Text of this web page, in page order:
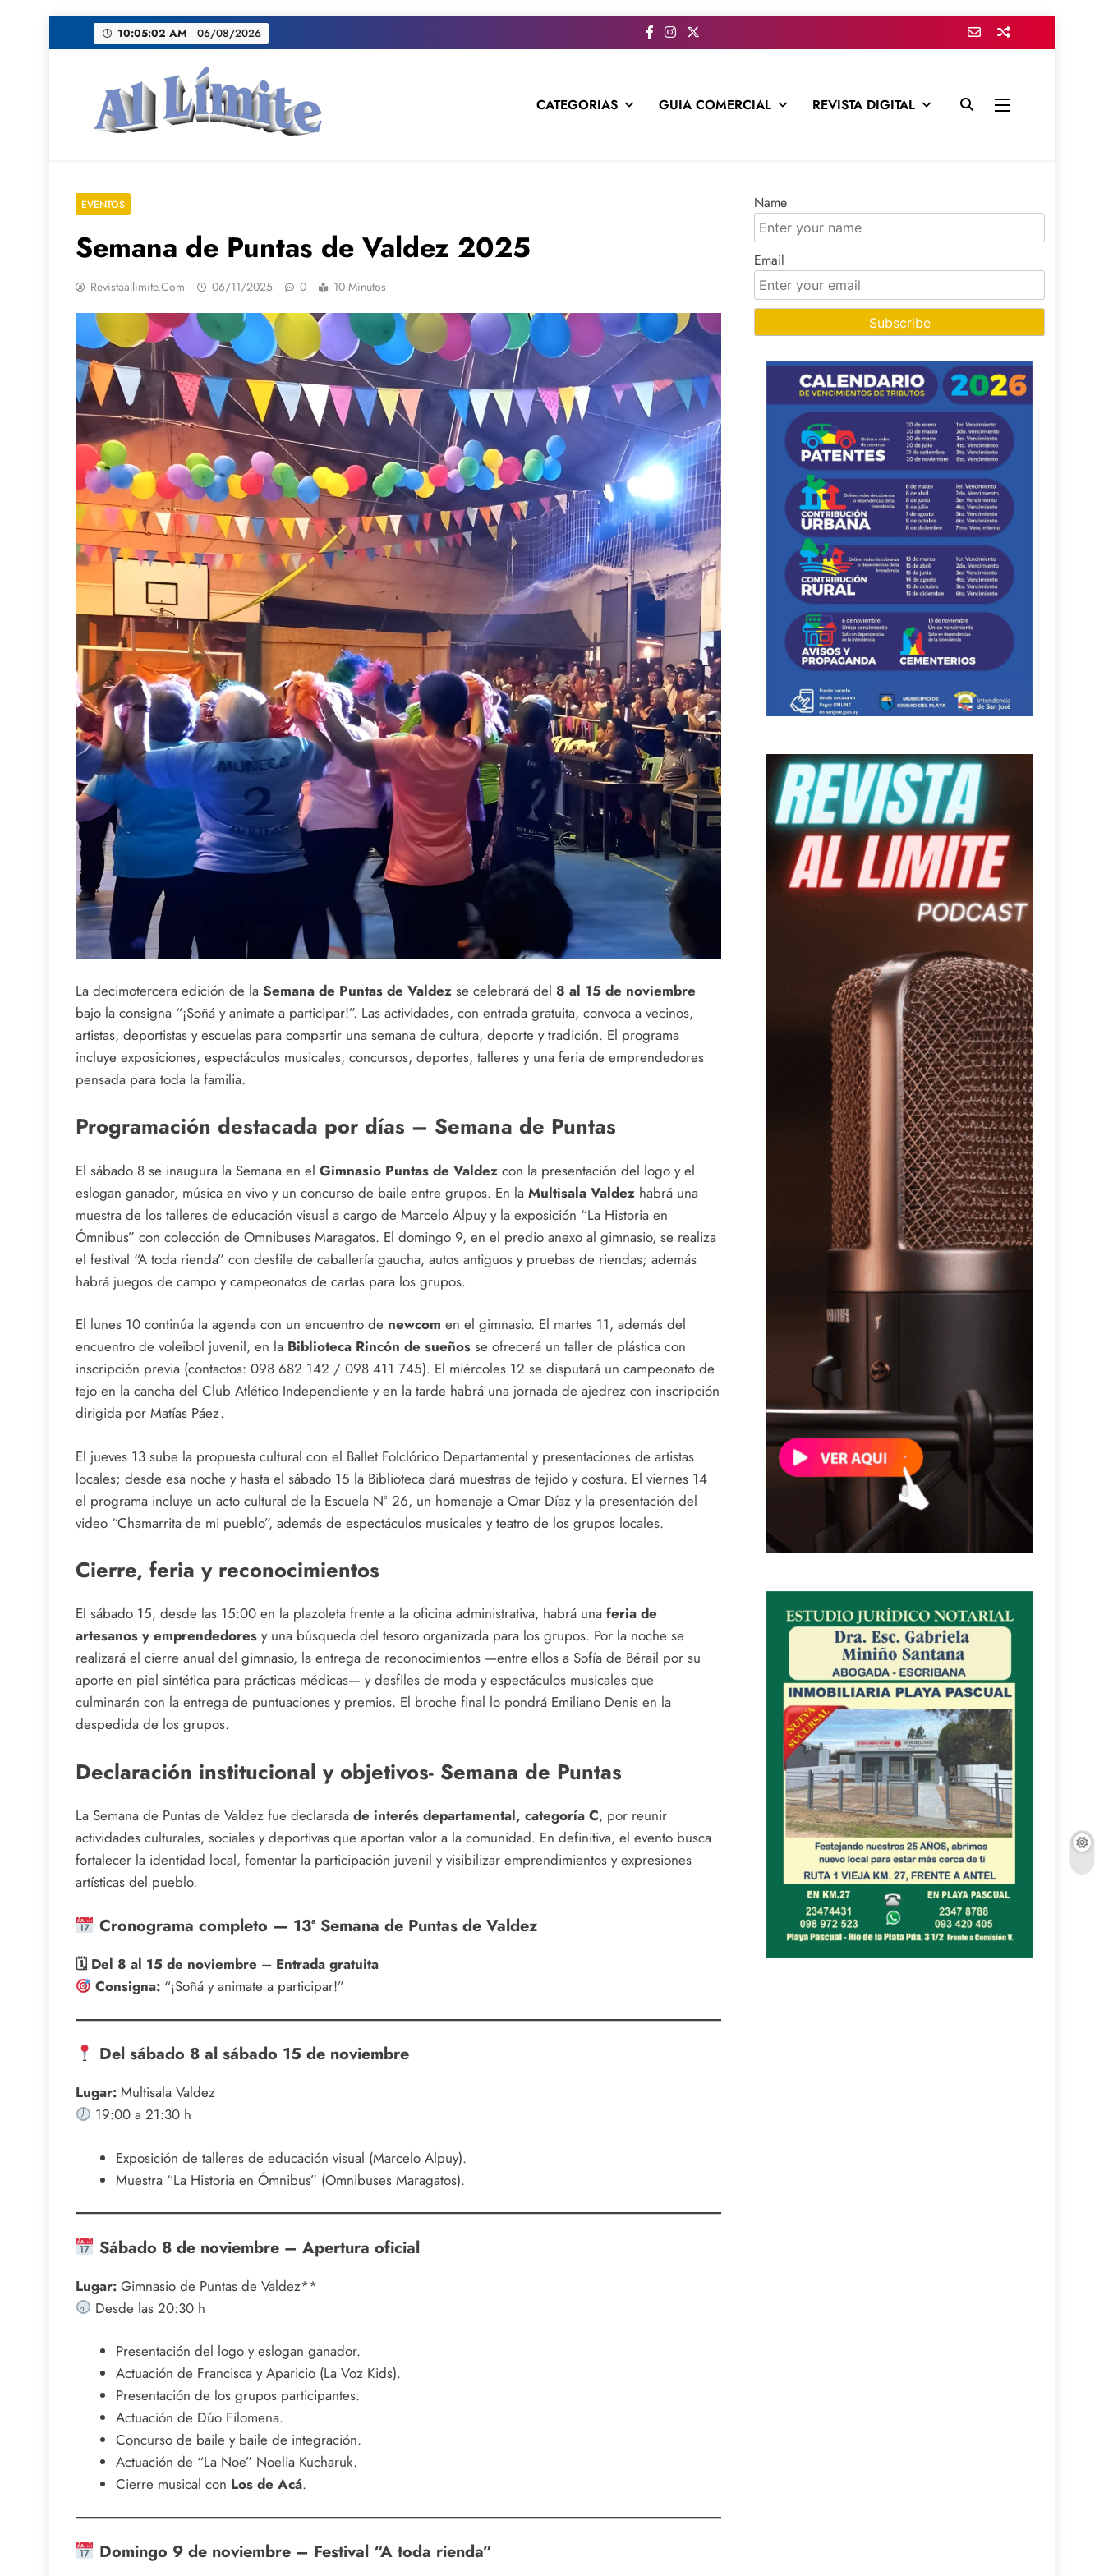
al
10:05:04 AM 06/08/2026
CATEGORIAS GUIA COMERCIAL REVISTA DIGITAL
EVENTOS
Semana de Puntas de Valdez 2025
Revistaallimite.com 06/11/2025 0 10 Minutos
La decimotercera edición de la Semana de Puntas de Valdez se celebrará del 8 al 15 de noviembre
bajo la consigna “¡Soñá y animate a participar!”. Las actividades, con entrada gratuita, convoca a vecinos,
artistas, deportistas y escuelas para compartir una semana de cultura, deporte y tradición. El programa
incluye exposiciones, espectáculos musicales, concursos, deportes, talleres y una feria de emprendedores
pensada para toda la familia.
Programación destacada por días – Semana de Puntas
El sábado 8 se inaugura la Semana en el Gimnasio Puntas de Valdez con la presentación del logo y el
eslogan ganador, música en vivo y un concurso de baile entre grupos. En la Multisala Valdez habrá una
muestra de los talleres de educación visual a cargo de Marcelo Alpuy y la exposición “La Historia en
Ómnibus” con colección de Omnibuses Maragatos. El domingo 9, en el predio anexo al gimnasio, se realiza
el festival “A toda rienda” con desfile de caballería gaucha, autos antiguos y pruebas de riendas; además
habrá juegos de campo y campeonatos de cartas para los grupos.
El lunes 10 continúa la agenda con un encuentro de newcom en el gimnasio. El martes 11, además del
encuentro de voleibol juvenil, en la Biblioteca Rincón de sueños se ofrecerá un taller de plástica con
inscripción previa (contactos: 098 682 142 / 098 411 745). El miércoles 12 se disputará un campeonato de
tejo en la cancha del Club Atlético Independiente y en la tarde habrá una jornada de ajedrez con inscripción
dirigida por Matías Páez.
El jueves 13 sube la propuesta cultural con el Ballet Folclórico Departamental y presentaciones de artistas
locales; desde esa noche y hasta el sábado 15 la Biblioteca dará muestras de tejido y costura. El viernes 14
el programa incluye un acto cultural de la Escuela N° 26, un homenaje a Omar Díaz y la presentación del
video “Chamarrita de mi pueblo”, además de espectáculos musicales y teatro de los grupos locales.
Cierre, feria y reconocimientos
El sábado 15, desde las 15:00 en la plazoleta frente a la oficina administrativa, habrá una feria de
artesanos y emprendedores y una búsqueda del tesoro organizada para los grupos. Por la noche se
realizará el cierre anual del gimnasio, la entrega de reconocimientos —entre ellos a Sofía de Bérail por su
aporte en piel sintética para prácticas médicas— y desfiles de moda y espectáculos musicales que
culminarán con la entrega de puntuaciones y premios. El broche final lo pondrá Emiliano Denis en la
despedida de los grupos.
Declaración institucional y objetivos- Semana de Puntas
La Semana de Puntas de Valdez fue declarada de interés departamental, categoría C, por reunir
actividades culturales, sociales y deportivas que aportan valor a la comunidad. En definitiva, el evento busca
fortalecer la identidad local, fomentar la participación juvenil y visibilizar emprendimientos y expresiones
artísticas del pueblo.
Cronograma completo — 13ª Semana de Puntas de Valdez
🗓 Del 8 al 15 de noviembre – Entrada gratuita
Consigna: “¡Soñá y animate a participar!”
Del sábado 8 al sábado 15 de noviembre
Lugar: Multisala Valdez
19:00 a 21:30 h
Exposición de talleres de educación visual (Marcelo Alpuy).
Muestra “La Historia en Ómnibus” (Omnibuses Maragatos).
Sábado 8 de noviembre – Apertura oficial
Lugar: Gimnasio de Puntas de Valdez**
Desde las 20:30 h
Presentación del logo y eslogan ganador.
Actuación de Francisca y Aparicio (La Voz Kids).
Presentación de los grupos participantes.
Actuación de Dúo Filomena.
Concurso de baile y baile de integración.
Actuación de “La Noe” Noelia Kucharuk.
Cierre musical con Los de Acá.
Domingo 9 de noviembre – Festival “A toda rienda”
Name
Email